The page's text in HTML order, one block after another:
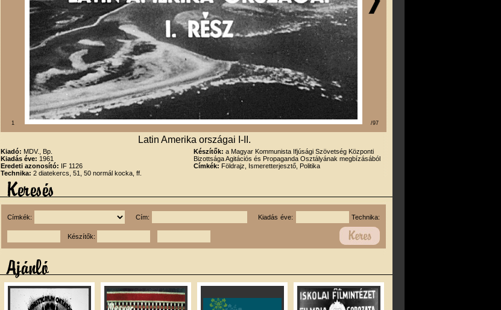
1 /97
Latin Amerika országai I-II.
Kiadó: MDV., Bp.
Kiadás éve: 1961
Eredeti azonosító: IF 1126
Technika: 2 diatekercs, 51, 50 normál kocka, ff.
Készítők: a Magyar Kommunista Ifjúsági Szövetség Központi
Bizottsága Agitációs és Propaganda Osztályának megbízásából
Címkék: Földrajz, Ismeretterjesztő, Politika
Címkék: Cím: Kiadás éve: Technika:
Készítők: